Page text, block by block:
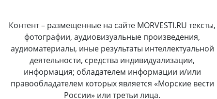
Контент – размещенные на сайте MORVESTI.RU тексты,
фотографии, аудиовизуальные произведения,
аудиоматериалы, иные результаты интеллектуальной
деятельности, средства индивидуализации,
информация; обладателем информации и/или
правообладателем которых является «Морские вести
России» или третьи лица.